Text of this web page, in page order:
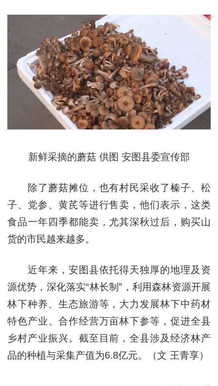
新鲜采摘的蘑菇 供图 安图县委宣传部
除了蘑菇摊位，也有村民采收了榛子、松
子、党参、黄芪等进行售卖，他们表示，这类
食品一年四季都能卖，尤其深秋过后，购买山
货的市民越来越多。
近年来，安图县依托得天独厚的地理及资
源优势，深化落实“林长制”，利用森林资源开展
林下种养、生态旅游等，大力发展林下中药材
特色产业、合作经营万亩林下参等，促进全县
乡村产业振兴。截至目前，全县涉及经济林产
品的种植与采集产值为6.8亿元。（文 王青享）